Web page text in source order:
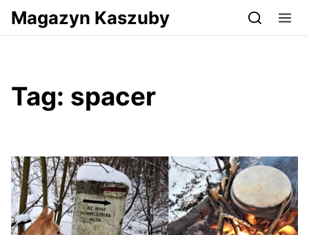
Przejdź do serwisu magazynkaszuby.pl
Magazyn Kaszuby
Tag: spacer